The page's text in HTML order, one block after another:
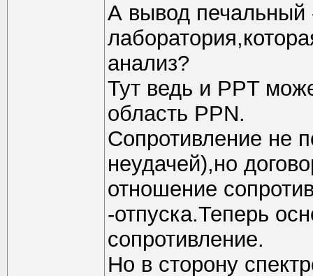
А вывод печальный
анализ?
Тут ведь и PPT
область PPN.
Сопротивление не
неудачей),но
отношение
-отпуска.Теперь
сопротивление.
Но в сторону